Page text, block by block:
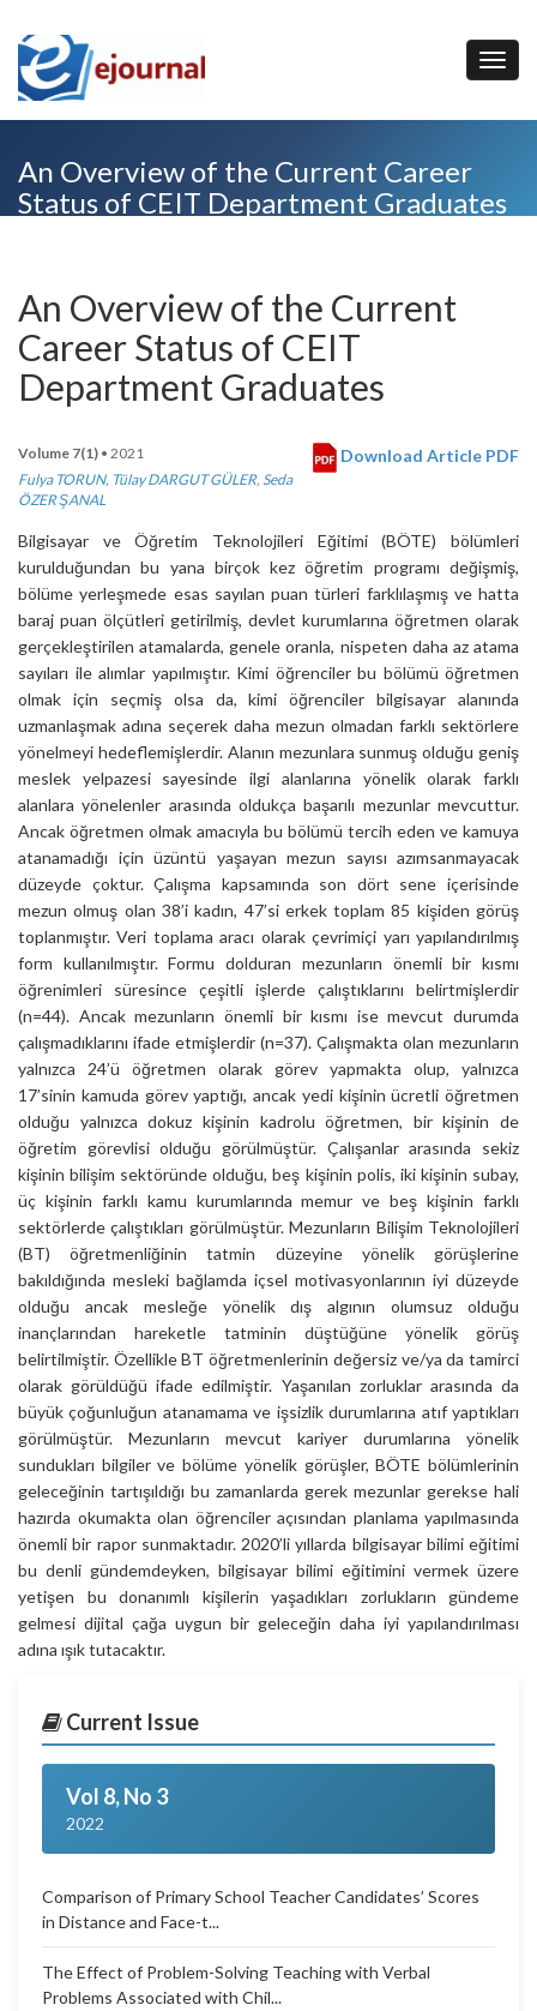
An Overview of the Current Career
Status of CEIT Department Graduates
An Overview of the Current
Career Status of CEIT
Department Graduates
Download Article PDF
Volume 7(1) • 2021
Fulya TORUN, Tülay DARGUT GÜLER, Seda
ÖZER ŞANAL
Bilgisayar ve Öğretim Teknolojileri Eğitimi (BÖTE) bölümleri
kurulduğundan bu yana birçok kez öğretim programı değişmiş,
bölüme yerleşmede esas sayılan puan türleri farklılaşmış ve hatta
baraj puan ölçütleri getirilmiş, devlet kurumlarına öğretmen olarak
gerçekleştirilen atamalarda, genele oranla, nispeten daha az atama
sayıları ile alımlar yapılmıştır. Kimi öğrenciler bu bölümü öğretmen
olmak için seçmiş olsa da, kimi öğrenciler bilgisayar alanında
uzmanlaşmak adına seçerek daha mezun olmadan farklı sektörlere
yönelmeyi hedeflemişlerdir. Alanın mezunlara sunmuş olduğu geniş
meslek yelpazesi sayesinde ilgi alanlarına yönelik olarak farklı
alanlara yönelenler arasında oldukça başarılı mezunlar mevcuttur.
Ancak öğretmen olmak amacıyla bu bölümü tercih eden ve kamuya
atanamadığı için üzüntü yaşayan mezun sayısı azımsanmayacak
düzeyde çoktur. Çalışma kapsamında son dört sene içerisinde
mezun olmuş olan 38’i kadın, 47’si erkek toplam 85 kişiden görüş
toplanmıştır. Veri toplama aracı olarak çevrimiçi yarı yapılandırılmış
form kullanılmıştır. Formu dolduran mezunların önemli bir kısmı
öğrenimleri süresince çeşitli işlerde çalıştıklarını belirtmişlerdir
(n=44). Ancak mezunların önemli bir kısmı ise mevcut durumda
çalışmadıklarını ifade etmişlerdir (n=37). Çalışmakta olan mezunların
yalnızca 24’ü öğretmen olarak görev yapmakta olup, yalnızca
17’sinin kamuda görev yaptığı, ancak yedi kişinin ücretli öğretmen
olduğu yalnızca dokuz kişinin kadrolu öğretmen, bir kişinin de
öğretim görevlisi olduğu görülmüştür. Çalışanlar arasında sekiz
kişinin bilişim sektöründe olduğu, beş kişinin polis, iki kişinin subay,
üç kişinin farklı kamu kurumlarında memur ve beş kişinin farklı
sektörlerde çalıştıkları görülmüştür. Mezunların Bilişim Teknolojileri
(BT) öğretmenliğinin tatmin düzeyine yönelik görüşlerine
bakıldığında mesleki bağlamda içsel motivasyonlarının iyi düzeyde
olduğu ancak mesleğe yönelik dış algının olumsuz olduğu
inançlarından hareketle tatminin düştüğüne yönelik görüş
belirtilmiştir. Özellikle BT öğretmenlerinin değersiz ve/ya da tamirci
olarak görüldüğü ifade edilmiştir. Yaşanılan zorluklar arasında da
büyük çoğunluğun atanamama ve işsizlik durumlarına atıf yaptıkları
görülmüştür. Mezunların mevcut kariyer durumlarına yönelik
sundukları bilgiler ve bölüme yönelik görüşler, BÖTE bölümlerinin
geleceğinin tartışıldığı bu zamanlarda gerek mezunlar gerekse hali
hazırda okumakta olan öğrenciler açısından planlama yapılmasında
önemli bir rapor sunmaktadır. 2020’li yıllarda bilgisayar bilimi eğitimi
bu denli gündemdeyken, bilgisayar bilimi eğitimini vermek üzere
yetişen bu donanımlı kişilerin yaşadıkları zorlukların gündeme
gelmesi dijital çağa uygun bir geleceğin daha iyi yapılandırılması
adına ışık tutacaktır.
Current Issue
Vol 8, No 3
2022
Comparison of Primary School Teacher Candidates’ Scores
in Distance and Face-t...
The Effect of Problem-Solving Teaching with Verbal
Problems Associated with Chil...